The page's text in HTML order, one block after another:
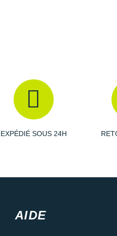
EXPÉDIÉ SOUS 24H
AIDE